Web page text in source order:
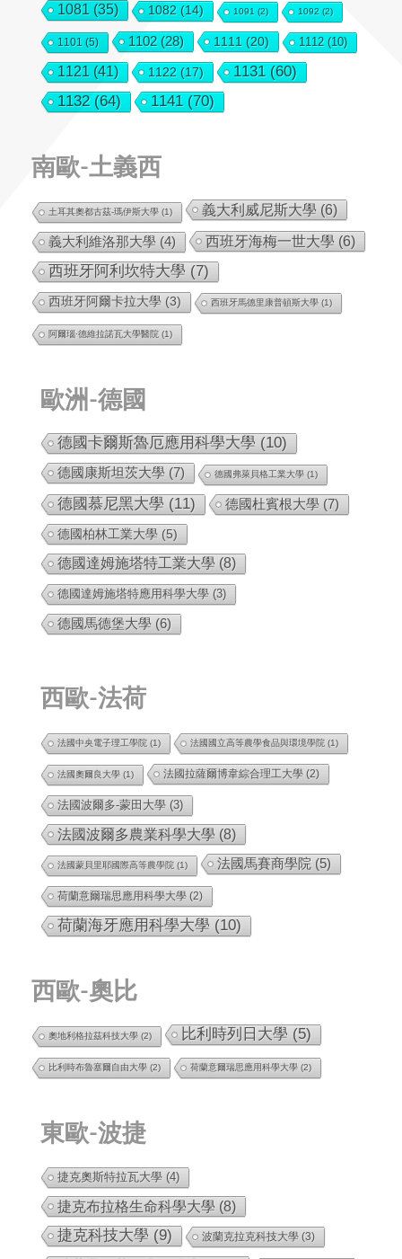
1081 (35) 1082 (14) 1091 (2) 1092 (2)
1101 (5) 1102(28) 1111 (20) 1112(10)
1121 (41) 1122 (17) 1131 (60)
1132(64) 1141 (70)
南歐-土義西
土耳其奧都古茲-瑪伊斯大學 (1) 義大利威尼斯大學 (6)
義大利維洛那大學 (4) 西班牙海梅一世大學 (6)
西班牙阿利坎特大學 (7)
西班牙阿爾卡拉大學 (3) 西班牙馬德里康普頓斯大學 (1)
阿爾瑙·德維拉諾瓦大學醫院 (1)
歐洲-德國
德國卡爾斯魯厄應用科學大學 (10)
德國康斯坦茨大學 (7) 德國弗萊貝格工業大學 (1)
德國慕尼黑大學 (11) 德國杜賓根大學 (7)
德國柏林工業大學 (5)
德國達姆施塔特工業大學 (8)
德國達姆施塔特應用科學大學 (3)
德國馬德堡大學 (6)
西歐-法荷
法國中央電子理工學院 (1) 法國國立高等農學食品與環境學院 (1)
法國奧爾良大學 (1) 法國拉薩爾博韋綜合理工大學 (2)
法國波爾多-蒙田大學 (3)
法國波爾多農業科學大學 (8)
法國蒙貝里耶國際高等農學院 (1) 法國馬賽商學院 (5)
荷蘭意爾瑞思應用科學大學 (2)
荷蘭海牙應用科學大學 (10)
西歐-奧比
奧地利格拉茲科技大學 (2) 比利時列日大學 (5)
比利時布魯塞爾自由大學 (2) 荷蘭意爾瑞思應用科學大學 (2)
東歐-波捷
捷克奧斯特拉瓦大學 (4)
捷克布拉格生命科學大學 (8)
捷克科技大學 (9) 波蘭克拉克科技大學 (3)